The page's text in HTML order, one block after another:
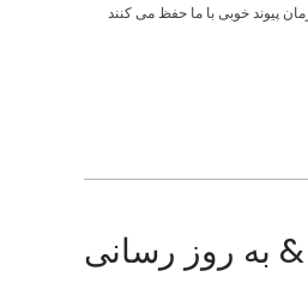
پیوند خوبی با ما حفظ می کنند
& به روز رسانی